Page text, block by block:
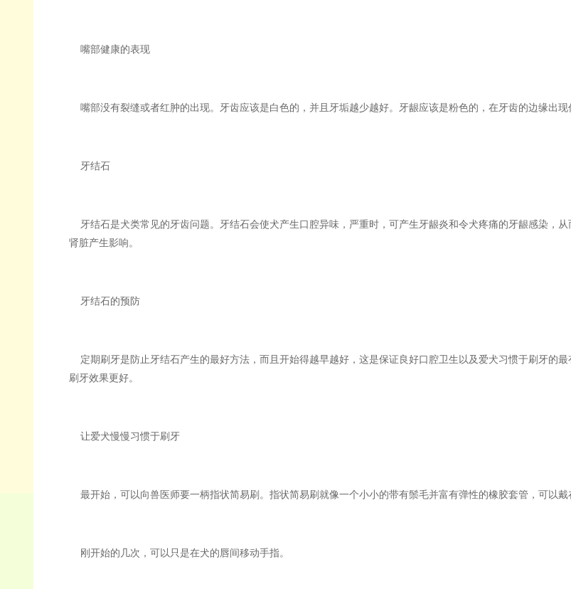
嘴部健康的表现
嘴部没有裂缝或者红肿的出现。牙齿应该是白色的，并且牙垢越少越好。牙龈应该是粉色的，在牙齿的边缘出现
牙结石
牙结石是犬类常见的牙齿问题。牙结石会使犬产生口腔异味，严重时，可产生牙龈炎和令犬疼痛的牙龈感染，
肾脏产生影响。
牙结石的预防
定期刷牙是防止牙结石产生的最好方法，而且开始得越早越好，这是保证良好口腔卫生以及爱犬习惯于刷牙的
刷牙效果更好。
让爱犬慢慢习惯于刷牙
最开始，可以向兽医师要一柄指状简易刷。指状简易刷就像一个小小的带有鬃毛并富有弹性的橡胶套管，可以戴
刚开始的几次，可以只是在犬的唇间移动手指。